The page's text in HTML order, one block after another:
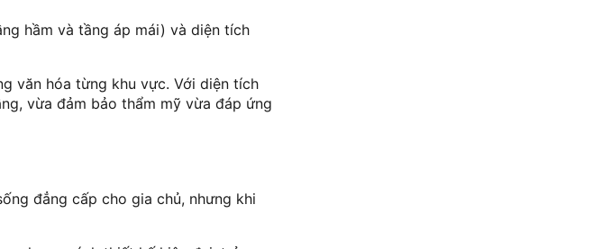
hầm và tầng áp mái) và diện tích
văn hóa từng khu vực. Với diện tích
vừa đảm bảo thẩm mỹ vừa đáp ứng
đẳng cấp cho gia chủ, nhưng khi